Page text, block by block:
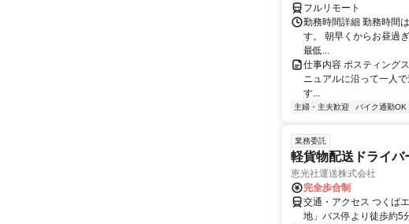
フルリモート
勤務時間詳細 勤務時間
す。 朝早くからお昼過
最低...
仕事内容 ポスティング
ニュアルに沿って一人
す...
主婦・主夫歓迎 バイク通勤OK
業務委託
軽貨物配送ドライバ
恵光社運送株式会社
完全歩合制
交通・アクセス つくば
地」バス停より徒歩約5